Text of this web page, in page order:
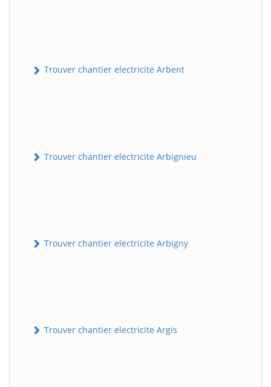
Trouver chantier electricite Arbent
Trouver chantier electricite Arbignieu
Trouver chantier electricite Arbigny
Trouver chantier electricite Argis